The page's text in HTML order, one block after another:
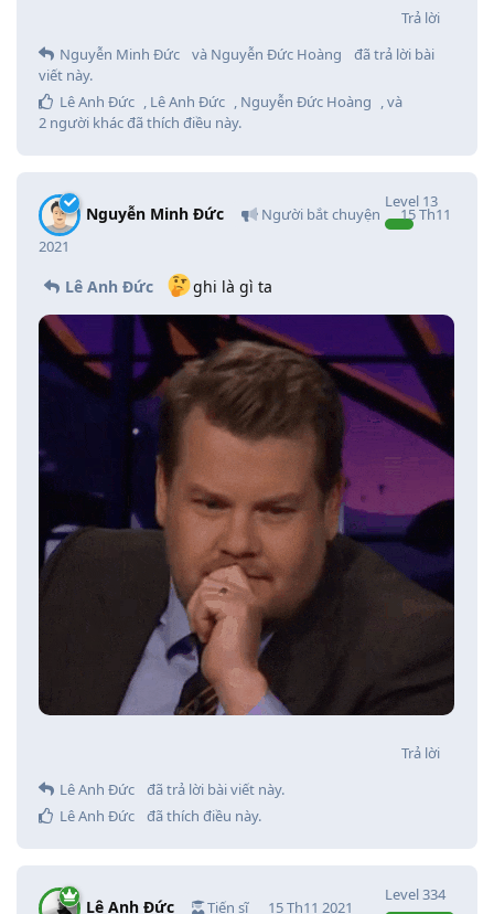
Trả lời
Nguyễn Minh Đức
và Nguyễn Đức Hoàng
đã trả lời bài
viết này.
Lê Anh Đức , Lê Anh Đức , Nguyễn Đức Hoàng , và
2 người khácđã thích điều này.
Nguyễn Minh Đức Người bắt chuyện
Level 13
15 Th11
2021
Lê Anh Đức ghi là gì ta
Trả lời
Lê Anh Đức
đã trả lời bài viết này.
Lê Anh Đức
đã thích điều này.
Lê Anh Đức Tiến sĩ
Level334
15 Th11 2021